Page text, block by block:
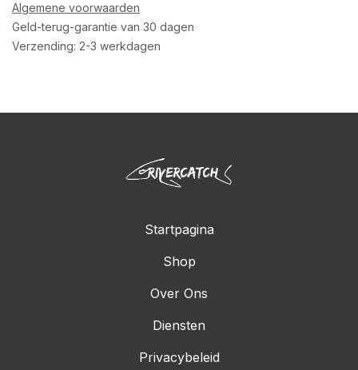
Algemene voorwaarden
Geld-terug-garantie van 30 dagen
Verzending: 2-3 werkdagen
Startpagina
Shop
Over Ons
Diensten
Privacybeleid